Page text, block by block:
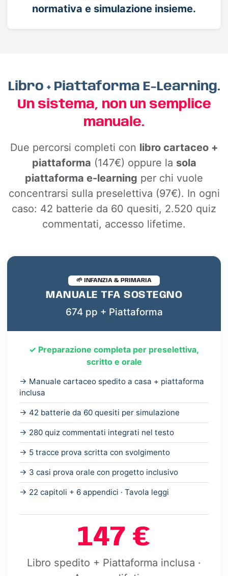
normativa e simulazione insieme.
Libro + Piattaforma E-Learning.
Un sistema, non un semplice
manuale.
Due percorsi completi con libro cartaceo +
piattaforma (147€) oppure la sola
piattaforma e-learning per chi vuole
concentrarsi sulla preselettiva (97€). In ogni
caso: 42 batterie da 60 quesiti, 2.520 quiz
commentati, accesso lifetime.
🌱 INFANZIA & PRIMARIA
MANUALE TFA SOSTEGNO
674 pp + Piattaforma
✓ Preparazione completa per preselettiva,
scritto e orale
→ Manuale cartaceo spedito a casa + piattaforma
inclusa
→ 42 batterie da 60 quesiti per simulazione
→ 280 quiz commentati integrati nel testo
→ 5 tracce prova scritta con svolgimento
→ 3 casi prova orale con progetto inclusivo
→ 22 capitoli + 6 appendici · Tavola leggi
147 €
Libro spedito + Piattaforma inclusa ·